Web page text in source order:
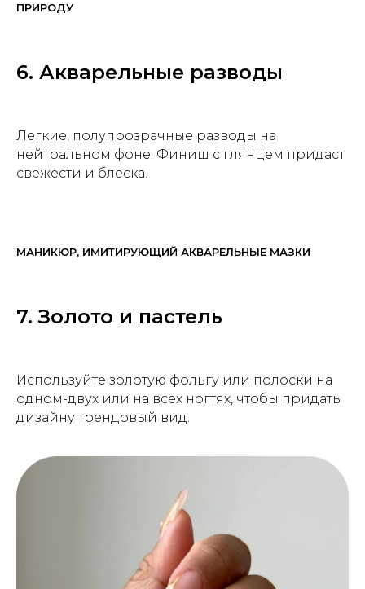
ПРИРОДУ
6. Акварельные разводы
Легкие, полупрозрачные разводы на
нейтральном фоне. Финиш с глянцем придаст
свежести и блеска.
МАНИКЮР, ИМИТИРУЮЩИЙ АКВАРЕЛЬНЫЕ МАЗКИ
7. Золото и пастель
Используйте золотую фольгу или полоски на
одном-двух или на всех ногтях, чтобы придать
дизайну трендовый вид.